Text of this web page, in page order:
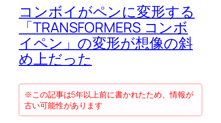
コンボイがペンに変形する
「TRANSFORMERS コンボ
イペン」の変形が想像の斜
め上だった
※この記事は5年以上前に書かれたため、情報が
古い可能性があります